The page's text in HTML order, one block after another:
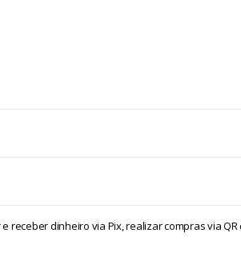
dinheiro via Pix, realizar compras via